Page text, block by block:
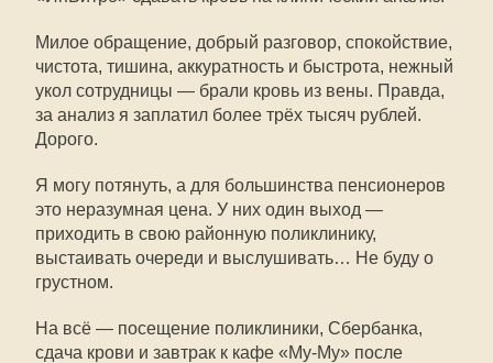
Милое обращение, добрый разговор, спокойствие,
чистота, тишина, аккуратность и быстрота, нежный
укол сотрудницы — брали кровь из вены. Правда,
за анализ я заплатил более трёх тысяч рублей.
Дорого.
Я могу потянуть, а для большинства пенсионеров
это неразумная цена. У них один выход —
приходить в свою районную поликлинику,
выстаивать очереди и выслушивать… Не буду о
грустном.
На всё — посещение поликлиники, Сбербанка,
сдача крови и завтрак к кафе «Му-Му» после